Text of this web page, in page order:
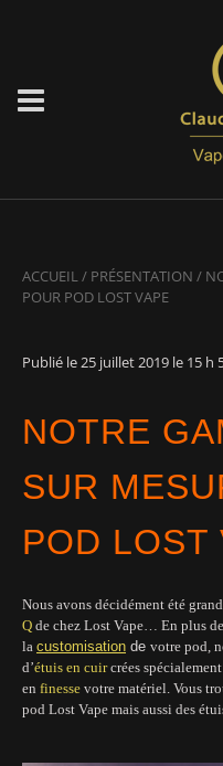
ACCUEIL/ PRÉSENTATION /
POUR POD LOST VAPE
Publié le25 juillet 2019 le 15 h
NOTRE
SUR
POD LOST
Nous avons décidément été
Q de chez Lost Vape… En plus
la customisation de votre pod,
d’étuis en cuircrées spécialement
en finesse votre matériel. Vous
pod Lost Vape mais aussi des